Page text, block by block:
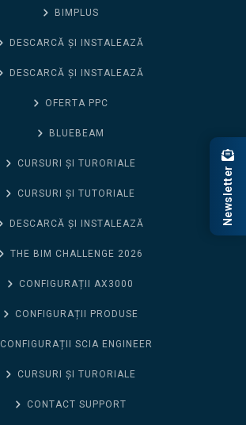
BIMPLUS
DESCARCĂ ȘI INSTALEAZĂ
DESCARCĂ ȘI INSTALEAZĂ
OFERTA PPC
BLUEBEAM
CURSURI ȘI TURORIALE
CURSURI ȘI TUTORIALE
DESCARCĂ ȘI INSTALEAZĂ
THE BIM CHALLENGE 2026
CONFIGURAȚII AX3000
CONFIGURAȚII PRODUSE
CONFIGURAȚII SCIA ENGINEER
CURSURI ȘI TURORIALE
CONTACT SUPPORT
Newsletter